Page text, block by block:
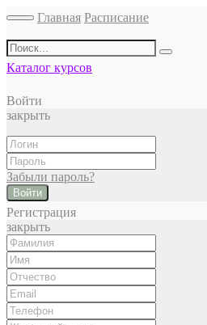
Главная Расписание
Каталог курсов
Войти
закрыть
Забыли пароль?
Войти
Регистрация
закрыть